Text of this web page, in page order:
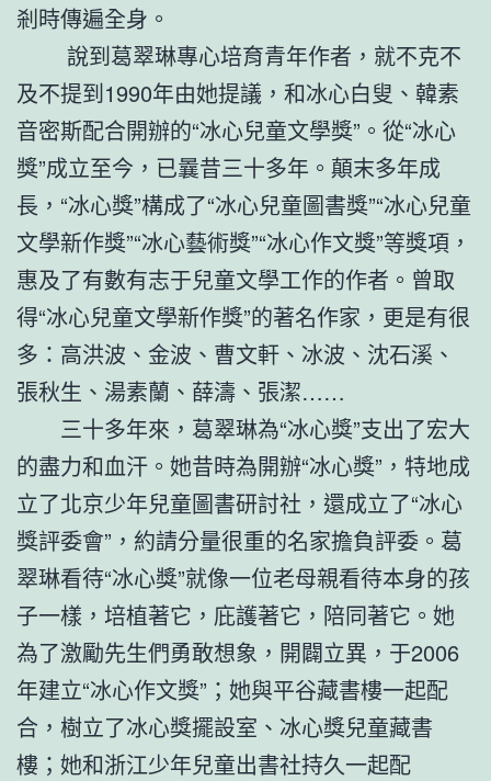
剎時傳遍全身。
說到葛翠琳專心培育青年作者，就不克不
及不提到1990年由她提議，和冰心白叟、韓素
音密斯配合開辦的“冰心兒童文學獎”。從“冰心
獎”成立至今，已曩昔三十多年。顛末多年成
長，“冰心獎”構成了“冰心兒童圖書獎”“冰心兒童
文學新作獎”“冰心藝術獎”“冰心作文獎”等獎項，
惠及了有數有志于兒童文學工作的作者。曾取
得“冰心兒童文學新作獎”的著名作家，更是有很
多：高洪波、金波、曹文軒、冰波、沈石溪、
張秋生、湯素蘭、薛濤、張潔……
三十多年來，葛翠琳為“冰心獎”支出了宏大
的盡力和血汗。她昔時為開辦“冰心獎”，特地成
立了北京少年兒童圖書研討社，還成立了“冰心
獎評委會”，約請分量很重的名家擔負評委。葛
翠琳看待“冰心獎”就像一位老母親看待本身的孩
子一樣，培植著它，庇護著它，陪同著它。她
為了激勵先生們勇敢想象，開闢立異，于2006
年建立“冰心作文獎”；她與平谷藏書樓一起配
合，樹立了冰心獎擺設室、冰心獎兒童藏書
樓；她和浙江少年兒童出書社持久一起配